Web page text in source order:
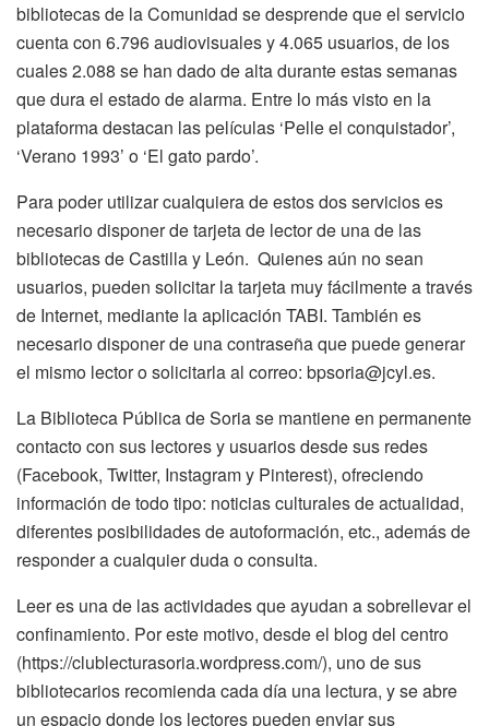
bibliotecas de la Comunidad se desprende que el servicio
cuenta con 6.796 audiovisuales y 4.065 usuarios, de los
cuales 2.088 se han dado de alta durante estas semanas
que dura el estado de alarma. Entre lo más visto en la
plataforma destacan las películas ‘Pelle el conquistador’,
‘Verano 1993’ o ‘El gato pardo’.
Para poder utilizar cualquiera de estos dos servicios es
necesario disponer de tarjeta de lector de una de las
bibliotecas de Castilla y León. Quienes aún no sean
usuarios, pueden solicitar la tarjeta muy fácilmente a través
de Internet, mediante la aplicación TABI. También es
necesario disponer de una contraseña que puede generar
el mismo lector o solicitarla al correo: bpsoria@jcyl.es.
La Biblioteca Pública de Soria se mantiene en permanente
contacto con sus lectores y usuarios desde sus redes
(Facebook, Twitter, Instagram y Pinterest), ofreciendo
información de todo tipo: noticias culturales de actualidad,
diferentes posibilidades de autoformación, etc., además de
responder a cualquier duda o consulta.
Leer es una de las actividades que ayudan a sobrellevar el
confinamiento. Por este motivo, desde el blog del centro
(https://clublecturasoria.wordpress.com/), uno de sus
bibliotecarios recomienda cada día una lectura, y se abre
un espacio donde los lectores pueden enviar sus